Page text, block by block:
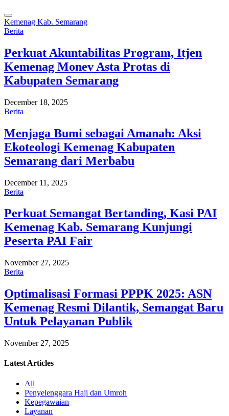
Kemenag Kab. Semarang
Berita
Perkuat Akuntabilitas Program, Itjen
Kemenag Monev Asta Protas di
Kabupaten Semarang
December 18, 2025
Berita
Menjaga Bumi sebagai Amanah: Aksi
Ekoteologi Kemenag Kabupaten
Semarang dari Merbabu
December 11, 2025
Berita
Perkuat Semangat Bertanding, Kasi PAI
Kemenag Kab. Semarang Kunjungi
Peserta PAI Fair
November 27, 2025
Berita
Optimalisasi Formasi PPPK 2025: ASN
Kemenag Resmi Dilantik, Semangat Baru
Untuk Pelayanan Publik
November 27, 2025
Latest Articles
All
Penyelenggara Haji dan Umroh
Kepegawaian
Layanan